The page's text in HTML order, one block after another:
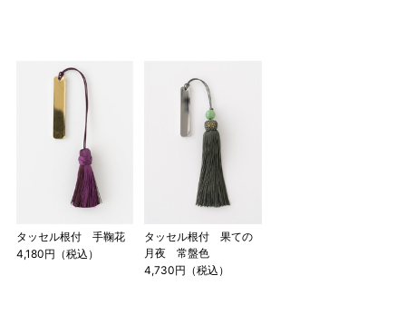
タッセル根付 手鞠花
4,180円（税込）
タッセル根付 果ての
月夜 常盤色
4,730円（税込）